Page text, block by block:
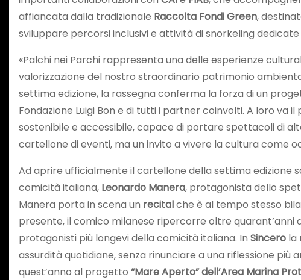
affiancata dalla tradizionale Raccolta Fondi Green,
sviluppare percorsi inclusivi e attività di snorkeling
«Palchi nei Parchi rappresenta una delle esperienze
valorizzazione del nostro straordinario patrimonio
settima edizione, la rassegna conferma la forza di un
Fondazione Luigi Bon e di tutti i partner coinvolti. A loro va
sostenibile e accessibile, capace di portare spettacoli di
cartellone di eventi, ma un invito a vivere la cultura come
Ad aprire ufficialmente il cartellone della settima edizione
comicità italiana, Leonardo Manera, protagonista dello
Manera porta in scena un recitalche è al tempo stesso
presente, il comico milanese ripercorre oltre
protagonisti più longevi della comicità italiana. In Sincero la
assurdità quotidiane, senza rinunciare a una riflessione
quest’anno al progetto “Mare Aperto” dell’Area Marina